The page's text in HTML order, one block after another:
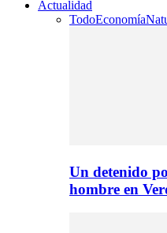
Actualidad
TodoEconomía
Un detenido
hombre en